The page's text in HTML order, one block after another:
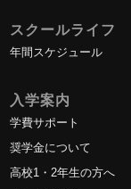
スクールライフ
年間スケジュール
入学案内
学費サポート
奨学金について
高校1・2年生の方へ